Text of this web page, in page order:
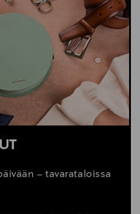
– tavarataloissa